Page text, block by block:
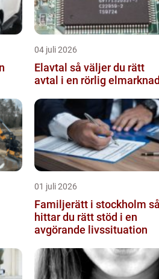
04 juli 2026
Elavtal så väljer du rätt
avtal i en rörlig elmarknad
01 juli 2026
Familjerätt i stockholm så
hittar du rätt stöd i en
avgörande livssituation